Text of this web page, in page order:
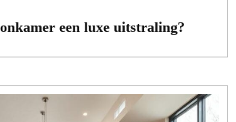
een luxe uitstraling?